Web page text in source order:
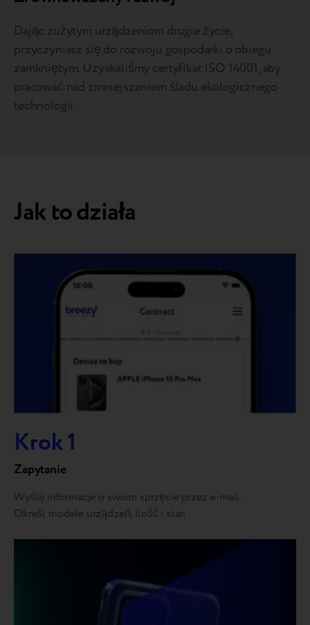
Dając zużytym urządzeniom drugie życie,
przyczyniasz się do rozwoju gospodarki o obiegu
zamkniętym. Uzyskaliśmy certyfikat ISO 14001, aby
pracować nad zmniejszeniem śladu ekologicznego
technologii.
Jak to działa
Krok 1
Zapytanie
Wyślij informacje o swoim sprzęcie przez e-mail.
Określ modele urządzeń, ilość i stan